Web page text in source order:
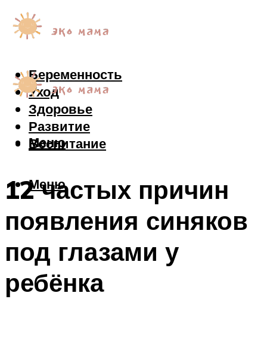
Беременность
Уход
Здоровье
Развитие
Воспитание
Меню
Меню
12 частых причин
появления синяков
под глазами у
ребёнка